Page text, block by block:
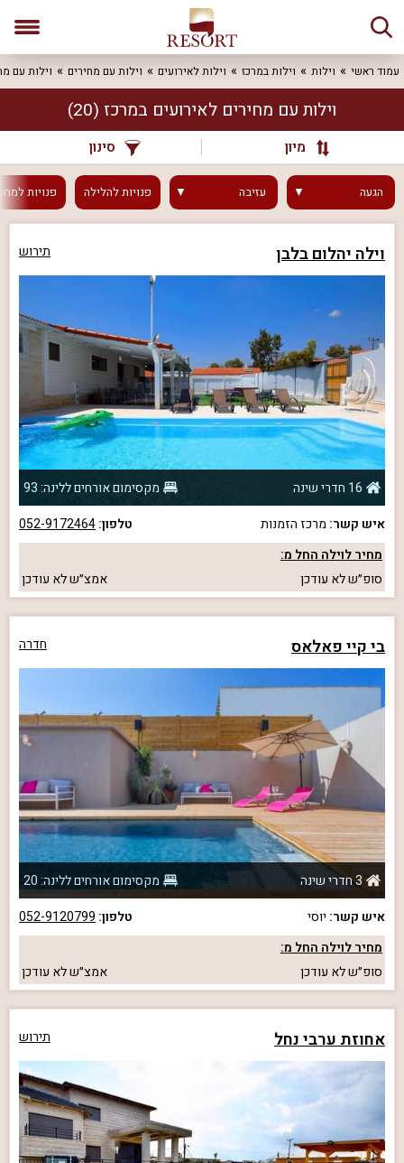
עמוד ראשי וילות וילות במרכז וילות לאירועים וילות עם מחירים וילות עם
וילות עם מחירים לאירועים במרכז (20)
מיון סינון
הגעה עזיבה פנויותלהלילה פנויות
וילה יהלום בלבן תירוש
16 חדרי שינה
מקסימום אורחים ללינה: 93
איש קשר: מרכז הזמנות טלפון:052-9172464
מחיר לוילה החל מ:
סופ״שלא עודכן אמצ״שלא עודכן
בי קיי פאלאס חדרה
3 חדרי שינה
מקסימום אורחים ללינה: 20
איש קשר: יוסי טלפון: 052-9120799
מחיר לוילה החל מ:
סופ״שלא עודכן אמצ״שלא עודכן
אחוזת ערבי נחל תירוש